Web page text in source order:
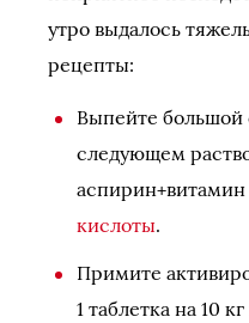
утро выдалось
рецепты:
Выпейте большой
следующем
кислоты.
Примите
1 таблетка на 10